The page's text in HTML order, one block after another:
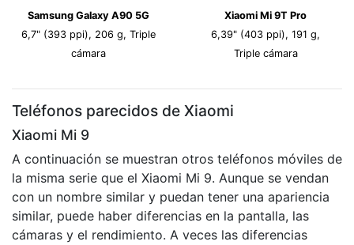
Samsung Galaxy A90 5G
6,7" (393 ppi), 206 g, Triple
cámara
Xiaomi Mi 9T Pro
6,39" (403 ppi), 191 g,
Triple cámara
Teléfonos parecidos de Xiaomi
Xiaomi Mi 9
A continuación se muestran otros teléfonos móviles de
la misma serie que el Xiaomi Mi 9. Aunque se vendan
con un nombre similar y puedan tener una apariencia
similar, puede haber diferencias en la pantalla, las
cámaras y el rendimiento. A veces las diferencias